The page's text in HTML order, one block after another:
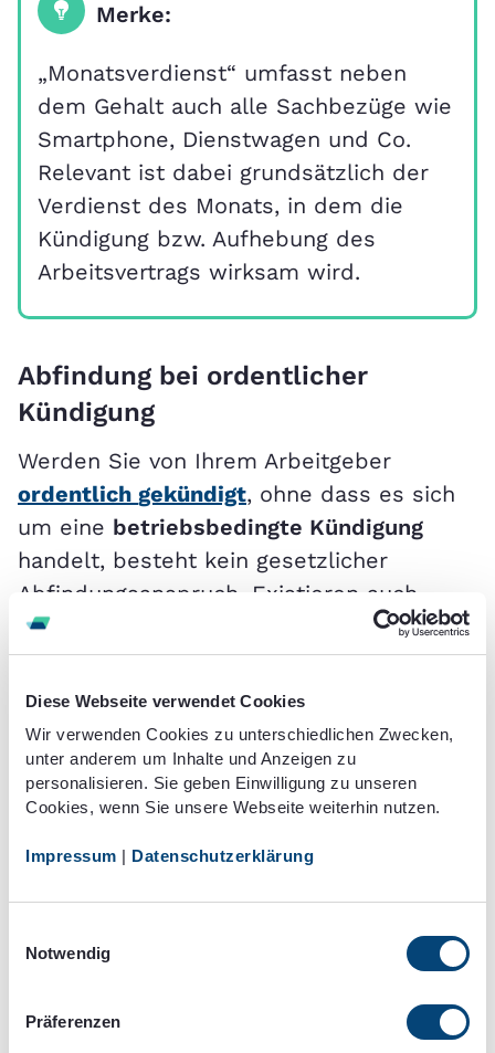
Diese Webseite verwendet Cookies
Wir verwenden Cookies zu unterschiedlichen Zwecken,
unter anderem um Inhalte und Anzeigen zu
personalisieren. Sie geben Einwilligung zu unseren
Cookies, wenn Sie unsere Webseite weiterhin nutzen.
Impressum | Datenschutzerklärung
Notwendig
Präferenzen
Merke:
„Monatsverdienst“ umfasst neben
dem Gehalt auch alle Sachbezüge wie
Smartphone, Dienstwagen und Co.
Relevant ist dabei grundsätzlich der
Verdienst des Monats, in dem die
Kündigung bzw. Aufhebung des
Arbeitsvertrags wirksam wird.
Abfindung bei ordentlicher
Kündigung
Werden Sie von Ihrem Arbeitgeber
ordentlich gekündigt, ohne dass es sich
um eine betriebsbedingte Kündigung
handelt, besteht kein gesetzlicher
Abfindungsanspruch. Existieren auch
keine entsprechenden
vertraglichen
Regelungen, kommt es auf Ihr
Verhandlungsgeschickan. Besonders bei
krankheitsbedingtenKündigungen, bei
der Sie keinerleiMitschuldan Ihrer
Entlassung tragen, bestehen gute
Denn
: Spricht der Arbeitgeber die
Kündigung aus, können Siegerichtlich
gegen sie vorgehen. Dabei besteht ein
immenses
für den Arbeitgeber, den
Prozess zu verlieren. Daher bietet er
an, wobei